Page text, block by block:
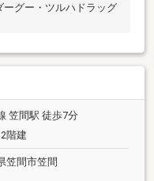
グー・ツルハドラッグ
笠間駅 徒歩7分
階建
笠間市笠間